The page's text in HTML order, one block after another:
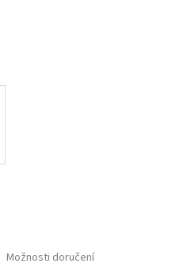
Možnosti doručení